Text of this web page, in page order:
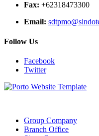
Fax: +62318473300
Email:
Follow Us
Facebook
Twitter
Group Company
Branch Office